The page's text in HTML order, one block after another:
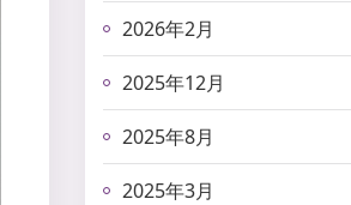
2026年2月
2025年12月
2025年8月
2025年3月